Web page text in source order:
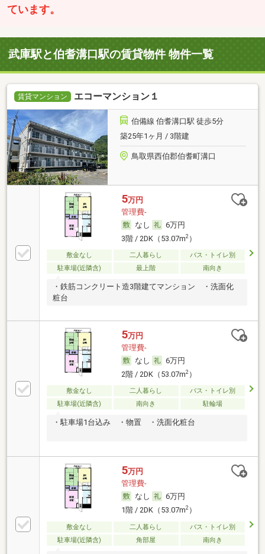
ています。
武庫駅と伯耆溝口駅の賃貸物件 物件一覧
賃貸マンション エコーマンション１
伯備線 伯耆溝口駅 徒歩5分
築25年1ヶ月 / 3階建
鳥取県西伯郡伯耆町溝口
5万円
管理費-
なし
6万円
3階 / 2DK（53.07m2）
敷金なし 二人暮らし
バス・トイレ別
駐車場(近隣含)
最上階 南向き
・鉄筋コンクリート造3階建てマンション ・洗面化
粧台
5万円
管理費-
なし
6万円
2階 / 2DK（53.07m2）
敷金なし 二人暮らし
バス・トイレ別
駐車場(近隣含)
南向き 駐輪場
・駐車場1台込み ・物置 ・洗面化粧台
5万円
管理費-
なし
6万円
1階 / 2DK（53.07m2）
敷金なし 二人暮らし
バス・トイレ別
駐車場(近隣含)
角部屋 南向き